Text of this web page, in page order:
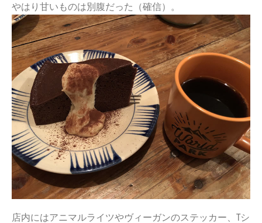
やはり甘いものは別腹だった（確信）。
店内にはアニマルライツやヴィーガンのステッカー、Tシ